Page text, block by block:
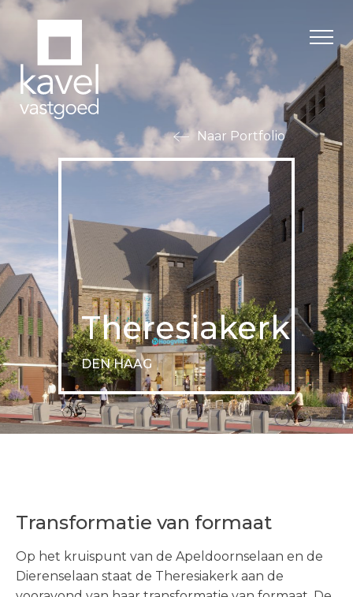
Naar Portfolio
Theresiakerk
DEN HAAG
Transformatie van formaat
Op het kruispunt van de Apeldoornselaan en de
Dierenselaan staat de Theresiakerk aan de